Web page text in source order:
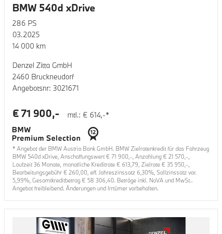
BMW 540d xDrive
286 PS
03.2025
14 000 km
Denzel Zitta GmbH
2460 Bruckneudorf
Angebotsnr: 3021671
mtl.: € 614,-*
€ 71 900,-
* Angebot der BMW Austria Bank GmbH. BMW Zielratenkredit für das Fahrzeug
BMW 540d xDrive , Anschaffungswert € 71 900 ,-, Anzahlung € 21 570 ,-,
Laufzeit36 Monate, monatliche Kreditrate € 613,79 , Zielrate € 35 950 ,-,
Bearbeitungsgebühr € 260,00 , eff. Jahreszinssatz 6,30%, Sollzinssatz var.
5,99%, Gesamtkreditbetrag € 58 306,40. Beträge inkl. NoVA und MwSt..
Angebot freibleibend. Änderungen und Irrtümer vorbehalten.